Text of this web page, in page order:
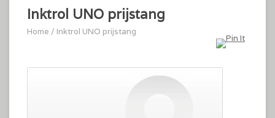
Inktrol UNO prijstang
Home / Inktrol UNO prijstang